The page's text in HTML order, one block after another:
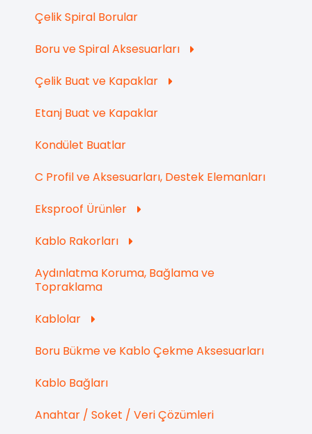
Çelik Spiral Borular
Boru ve Spiral Aksesuarları
Çelik Buat ve Kapaklar
Etanj Buat ve Kapaklar
Kondület Buatlar
C Profil ve Aksesuarları, Destek Elemanları
Eksproof Ürünler
Kablo Rakorları
Aydınlatma Koruma, Bağlama ve
Topraklama
Kablolar
Boru Bükme ve Kablo Çekme Aksesuarları
Kablo Bağları
Anahtar / Soket / Veri Çözümleri